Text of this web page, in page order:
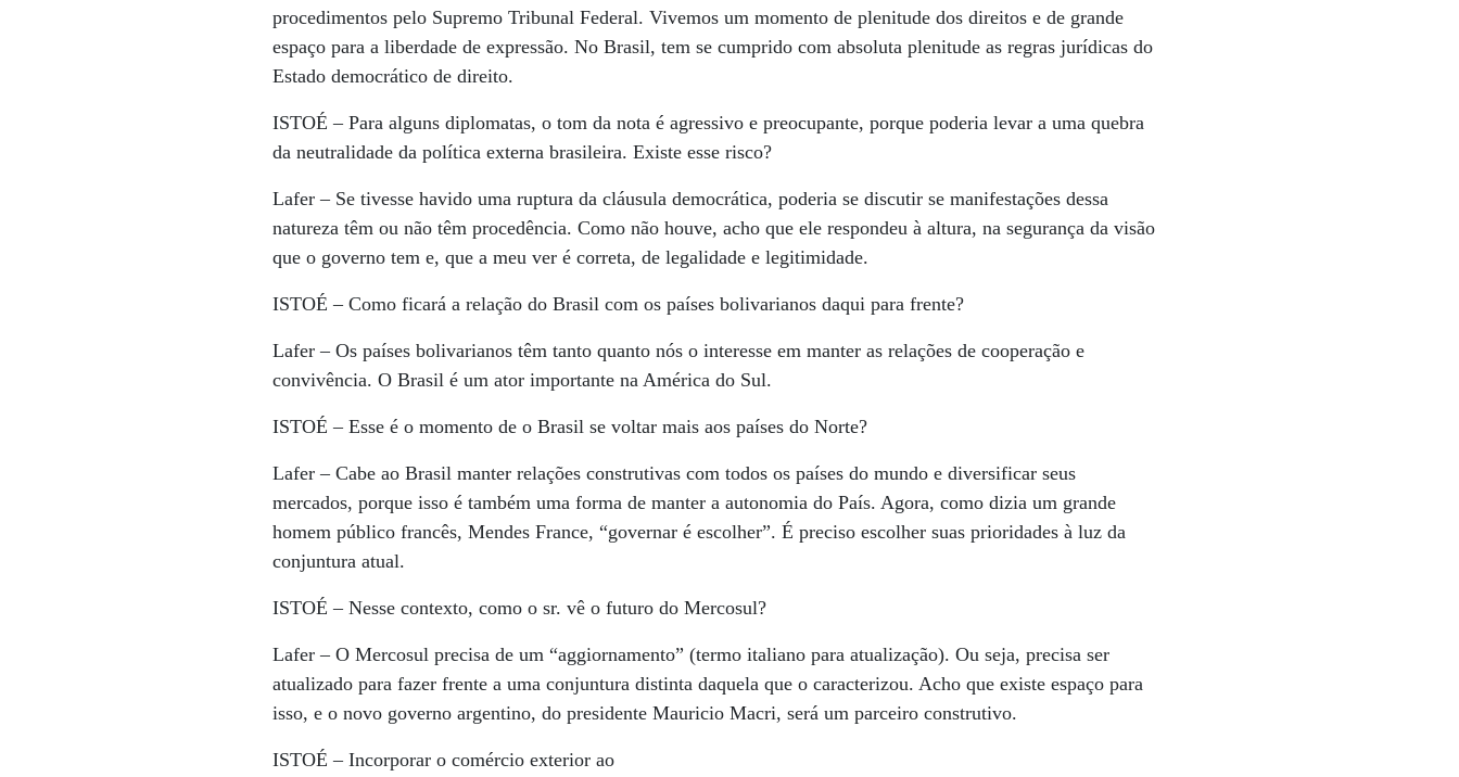
procedimentos pelo Supremo Tribunal Federal. Vivemos um momento de plenitude dos direitos e de grande
espaço para a liberdade de expressão. No Brasil, tem se cumprido com absoluta plenitude as regras jurídicas do
Estado democrático de direito.
ISTOÉ – Para alguns diplomatas, o tom da nota é agressivo e preocupante, porque poderia levar a uma quebra
da neutralidade da política externa brasileira. Existe esse risco?
Lafer – Se tivesse havido uma ruptura da cláusula democrática, poderia se discutir se manifestações dessa
natureza têm ou não têm procedência. Como não houve, acho que ele respondeu à altura, na segurança da visão
que o governo tem e, que a meu ver é correta, de legalidade e legitimidade.
ISTOÉ – Como ficará a relação do Brasil com os países bolivarianos daqui para frente?
Lafer – Os países bolivarianos têm tanto quanto nós o interesse em manter as relações de cooperação e
convivência. O Brasil é um ator importante na América do Sul.
ISTOÉ – Esse é o momento de o Brasil se voltar mais aos países do Norte?
Lafer – Cabe ao Brasil manter relações construtivas com todos os países do mundo e diversificar seus
mercados, porque isso é também uma forma de manter a autonomia do País. Agora, como dizia um grande
homem público francês, Mendes France, “governar é escolher”. É preciso escolher suas prioridades à luz da
conjuntura atual.
ISTOÉ – Nesse contexto, como o sr. vê o futuro do Mercosul?
Lafer – O Mercosul precisa de um “aggiornamento” (termo italiano para atualização). Ou seja, precisa ser
atualizado para fazer frente a uma conjuntura distinta daquela que o caracterizou. Acho que existe espaço para
isso, e o novo governo argentino, do presidente Mauricio Macri, será um parceiro construtivo.
ISTOÉ – Incorporar o comércio exterior ao